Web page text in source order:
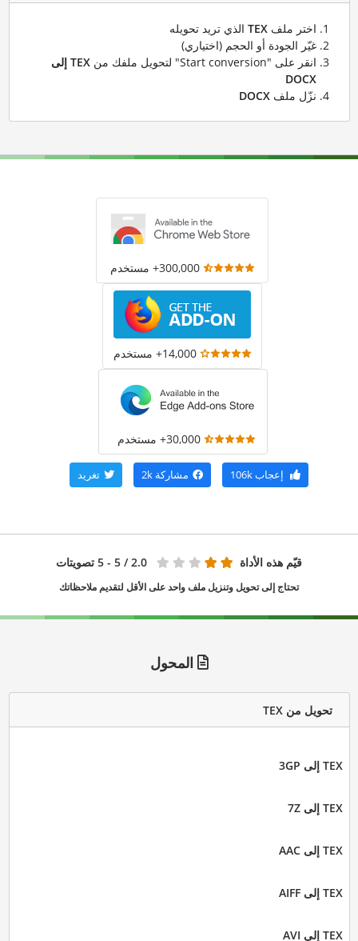
اختر ملف TEXالذي تريد تحويله
غيّر الجودة أو الحجم (اختياري)
انقر على "Start conversion" لتحويل ملفك من
TEX إلى
DOCX
نزّل ملف DOCX
300,000+ مستخدم
14,000+ مستخدم
30,000+ مستخدم
إعجاب106k مشاركة 2k تغريد
قيّم هذه الأداة 2.0 / 5 - 5 تصويتات
تحتاج إلى تحويل وتنزيل ملف واحد على الأقل لتقديم ملاحظاتك
المحول
تحويل من TEX
TEX إلى 3GP
TEX إلى 7Z
TEX إلى AAC
TEX إلى AIFF
TEX إلى AVI